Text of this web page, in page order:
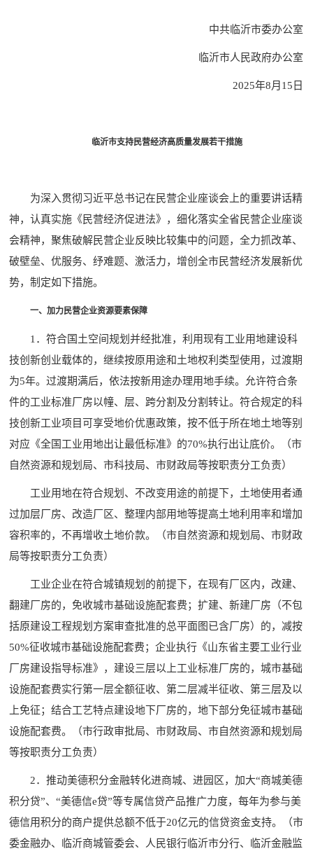
中共临沂市委办公室
临沂市人民政府办公室
2025年8月15日
临沂市支持民营经济高质量发展若干措施
为深入贯彻习近平总书记在民营企业座谈会上的重要讲话精
神，认真实施《民营经济促进法》，细化落实全省民营企业座谈
会精神，聚焦破解民营企业反映比较集中的问题，全力抓改革、
破壁垒、优服务、纾难题、激活力，增创全市民营经济发展新优
势，制定如下措施。
一、加力民营企业资源要素保障
1．符合国土空间规划并经批准，利用现有工业用地建设科
技创新创业载体的，继续按原用途和土地权利类型使用，过渡期
为5年。过渡期满后，依法按新用途办理用地手续。允许符合条
件的工业标准厂房以幢、层、跨分割及分割转让。符合规定的科
技创新工业项目可享受地价优惠政策，按不低于所在地土地等别
对应《全国工业用地出让最低标准》的70%执行出让底价。（市
自然资源和规划局、市科技局、市财政局等按职责分工负责）
工业用地在符合规划、不改变用途的前提下，土地使用者通
过加层厂房、改造厂区、整理内部用地等提高土地利用率和增加
容积率的，不再增收土地价款。（市自然资源和规划局、市财政
局等按职责分工负责）
工业企业在符合城镇规划的前提下，在现有厂区内，改建、
翻建厂房的，免收城市基础设施配套费；扩建、新建厂房（不包
括原建设工程规划方案审查批准的总平面图已含厂房）的，减按
50%征收城市基础设施配套费；企业执行《山东省主要工业行业
厂房建设指导标准》，建设三层以上工业标准厂房的，城市基础
设施配套费实行第一层全额征收、第二层减半征收、第三层及以
上免征；结合工艺特点建设地下厂房的，地下部分免征城市基础
设施配套费。（市行政审批局、市财政局、市自然资源和规划局
等按职责分工负责）
2．推动美德积分金融转化进商城、进园区，加大“商城美德
积分贷”、“美德信e贷”等专属信贷产品推广力度，每年为参与美
德信用积分的商户提供总额不低于20亿元的信贷资金支持。（市
委金融办、临沂商城管委会、人民银行临沂市分行、临沂金融监